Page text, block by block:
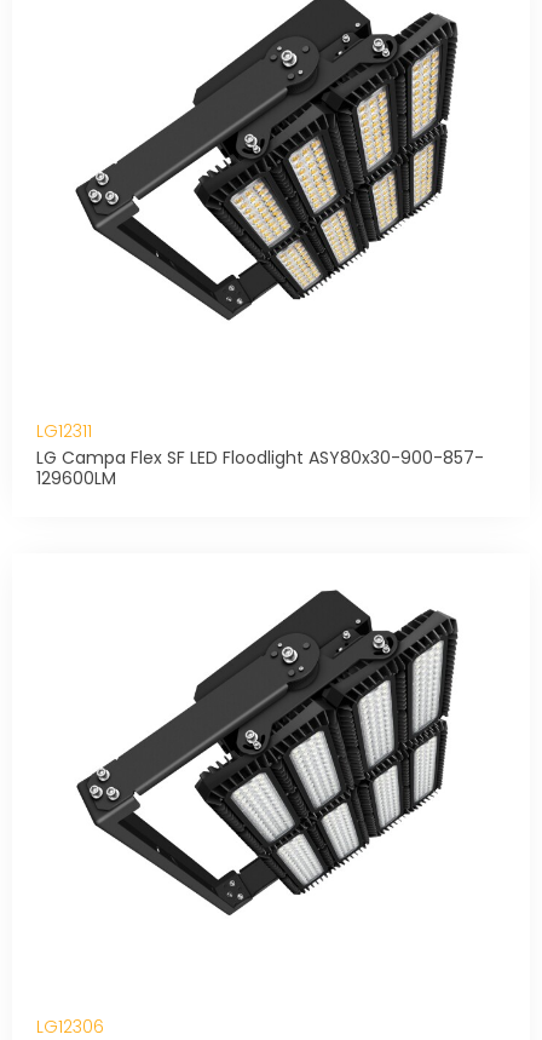
LG12311
LG Campa Flex SF LED Floodlight ASY80x30-900-857-
129600LM
LG12306